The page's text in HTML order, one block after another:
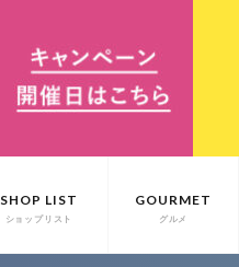
SHOP LIST
ショップリスト
GOURMET
グルメ